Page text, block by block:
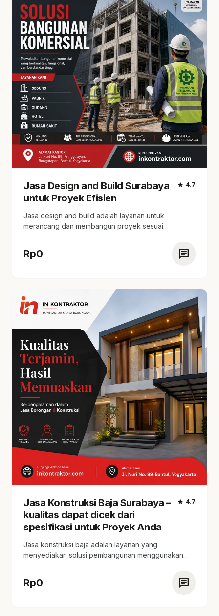
Jasa Design and Build Surabaya
untuk Proyek Efisien
star 4.7
Jasa design and build adalah layanan untuk
merancang dan membangun proyek sesuai
Rp0 chat
Jasa Konstruksi Baja Surabaya –
kualitas dapat dicek dari
spesifikasi untuk Proyek Anda
star 4.7
Jasa konstruksi baja adalah layanan yang
menyediakan solusi pembangunan menggunakan
Rp0 chat